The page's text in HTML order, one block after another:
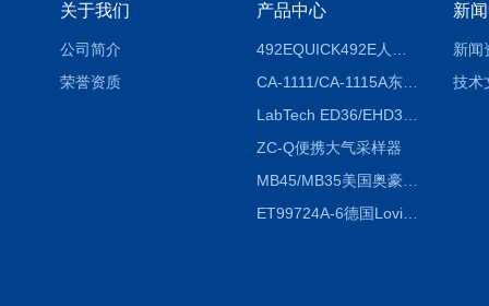
关于我们
公司简介
荣誉资质
产品中心
CA-1111/CA-1115A东京理化EYELA CA-1111/CA-1115A冷却水循环装置
ZC-Q便携大气采样器
MB45/MB35美国奥豪斯OHAUS MB45/MB35卤素红外水分测定仪
ET99724A-6德国Lovibond ET99724A-6微电脑BOD测定仪
新
新闻
技术